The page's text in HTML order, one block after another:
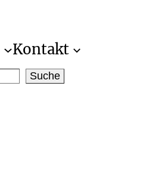
Kontakt
Suche